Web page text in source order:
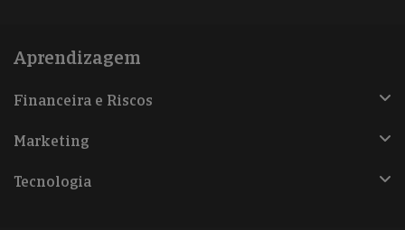
Aprendizagem
Financeira e Riscos
Marketing
Tecnologia